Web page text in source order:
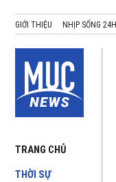
GIỚI THIỆU NHỊP SỐNG 24H
TRANG CHỦ
THỜI SỰ